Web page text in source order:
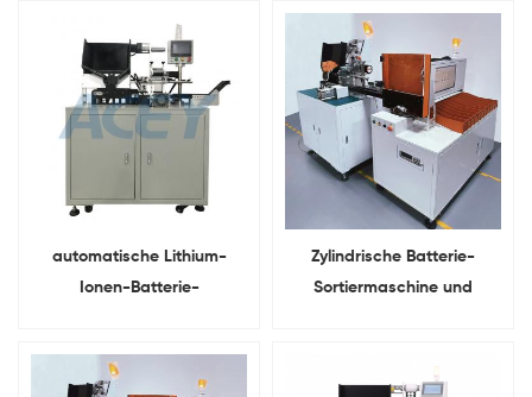
automatische Lithium-
Ionen-Batterie-
zylindrische Zelle
Zylindrische Batterie-
Sortiermaschine und